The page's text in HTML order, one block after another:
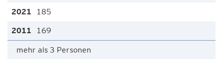
185
169
mehr als 3 Personen